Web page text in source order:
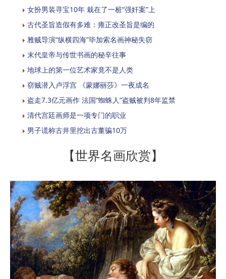
女扮男装寻宝10年 栽在了一桩“强奸案”上
古代圣旨造假有多难：雍正改圣旨是编的
雅贼导演“纵横四海”毕加索名画神秘失窃
末代皇帝与传世书画的秘辛往事
地球上的第一位艺术家竟不是人类
窃贼潜入卢浮宫 《蒙娜丽莎》一夜成名
盗走7.3亿元画作 法国“蜘蛛人”盗贼被判8年监禁
清代宫廷画师是一项专门的职业
男子谎称古井里挖出古董骗10万
【世界名画欣赏】